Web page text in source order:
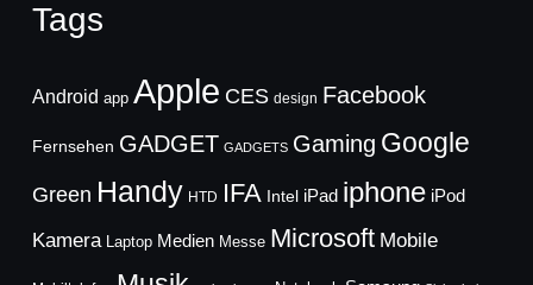
Tags
Android app Apple CES design Facebook
Fernsehen GADGET GADGETS Gaming Google
Green Handy HTD IFA Intel iPad iphone iPod
Kamera Laptop Medien Messe Microsoft Mobile